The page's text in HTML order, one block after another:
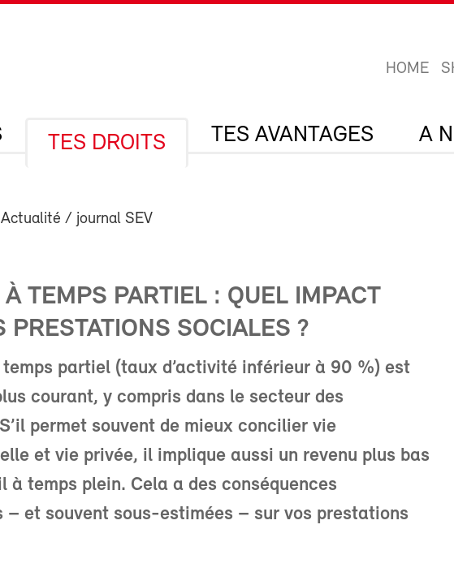
HOME
TES DROITS TES AVANTAGES A
/ journal SEV
TEMPS PARTIEL : QUEL IMPACT
PRESTATIONS SOCIALES ?
partiel (taux d’activité inférieur à 90 %) est
courant, y compris dans le secteur des
permet souvent de mieux concilier vie
et vie privée, il implique aussi un revenu plus bas
à temps plein. Cela a des conséquences
– et souvent sous-estimées – sur vos prestations